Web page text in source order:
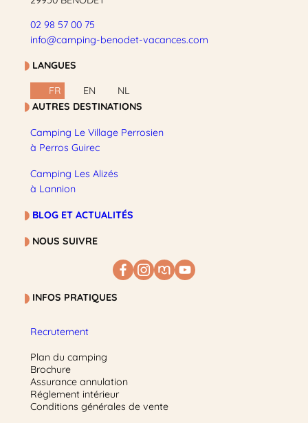
02 98 57 00 75
info@camping-benodet-vacances.com
LANGUES
FR EN
NL
AUTRES DESTINATIONS
Camping Le Village Perrosien
à Perros Guirec
Camping Les Alizés
à Lannion
BLOG ET ACTUALITÉS
NOUS SUIVRE
INFOS PRATIQUES
Recrutement
Plan du camping
Brochure
Assurance annulation
Réglement intérieur
Conditions générales de vente